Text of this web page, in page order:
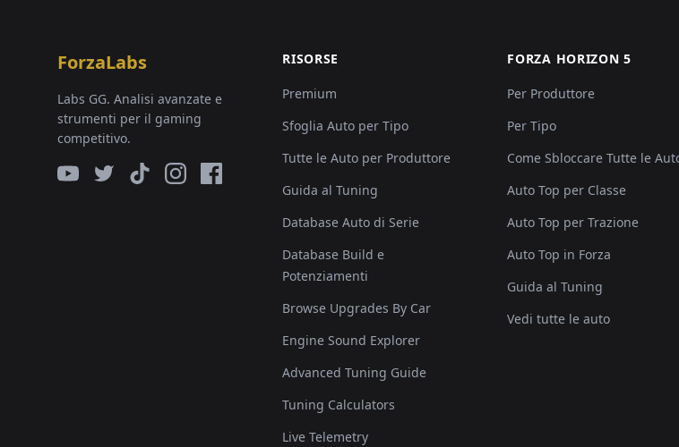
ForzaLabs
Labs GG. Analisi avanzate e
strumenti per il gaming
competitivo.
RISORSE
Premium
Sfoglia Auto per Tipo
Tutte le Auto per Produttore
Guida al Tuning
Database Auto di Serie
Database Build e
Potenziamenti
Browse Upgrades By Car
Engine Sound Explorer
Advanced Tuning Guide
Tuning Calculators
Live Telemetry
FORZA HORIZON 5
Per Produttore
Per Tipo
Come Sbloccare Tutte le
Auto Top per Classe
Auto Top per Trazione
Auto Top in Forza
Guida al Tuning
Vedi tutte le auto